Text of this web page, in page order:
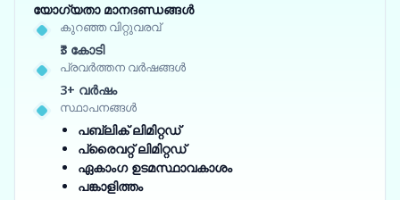
യോഗ്യതാ മാനദണ്ഡങ്ങൾ
കുറഞ്ഞ വിറ്റുവരവ്
₹3 കോടി
പ്രവർത്തന വർഷങ്ങൾ
3+ വർഷം
സ്ഥാപനങ്ങൾ
പബ്ലിക് ലിമിറ്റഡ്
പ്രൈവറ്റ് ലിമിറ്റഡ്
ഏകാംഗ ഉടമസ്ഥാവകാശം
പങ്കാളിത്തം